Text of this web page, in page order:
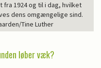
1924 og til i dag, hvilket
dens omgængelige sind.
Tine Luther
løber væk?